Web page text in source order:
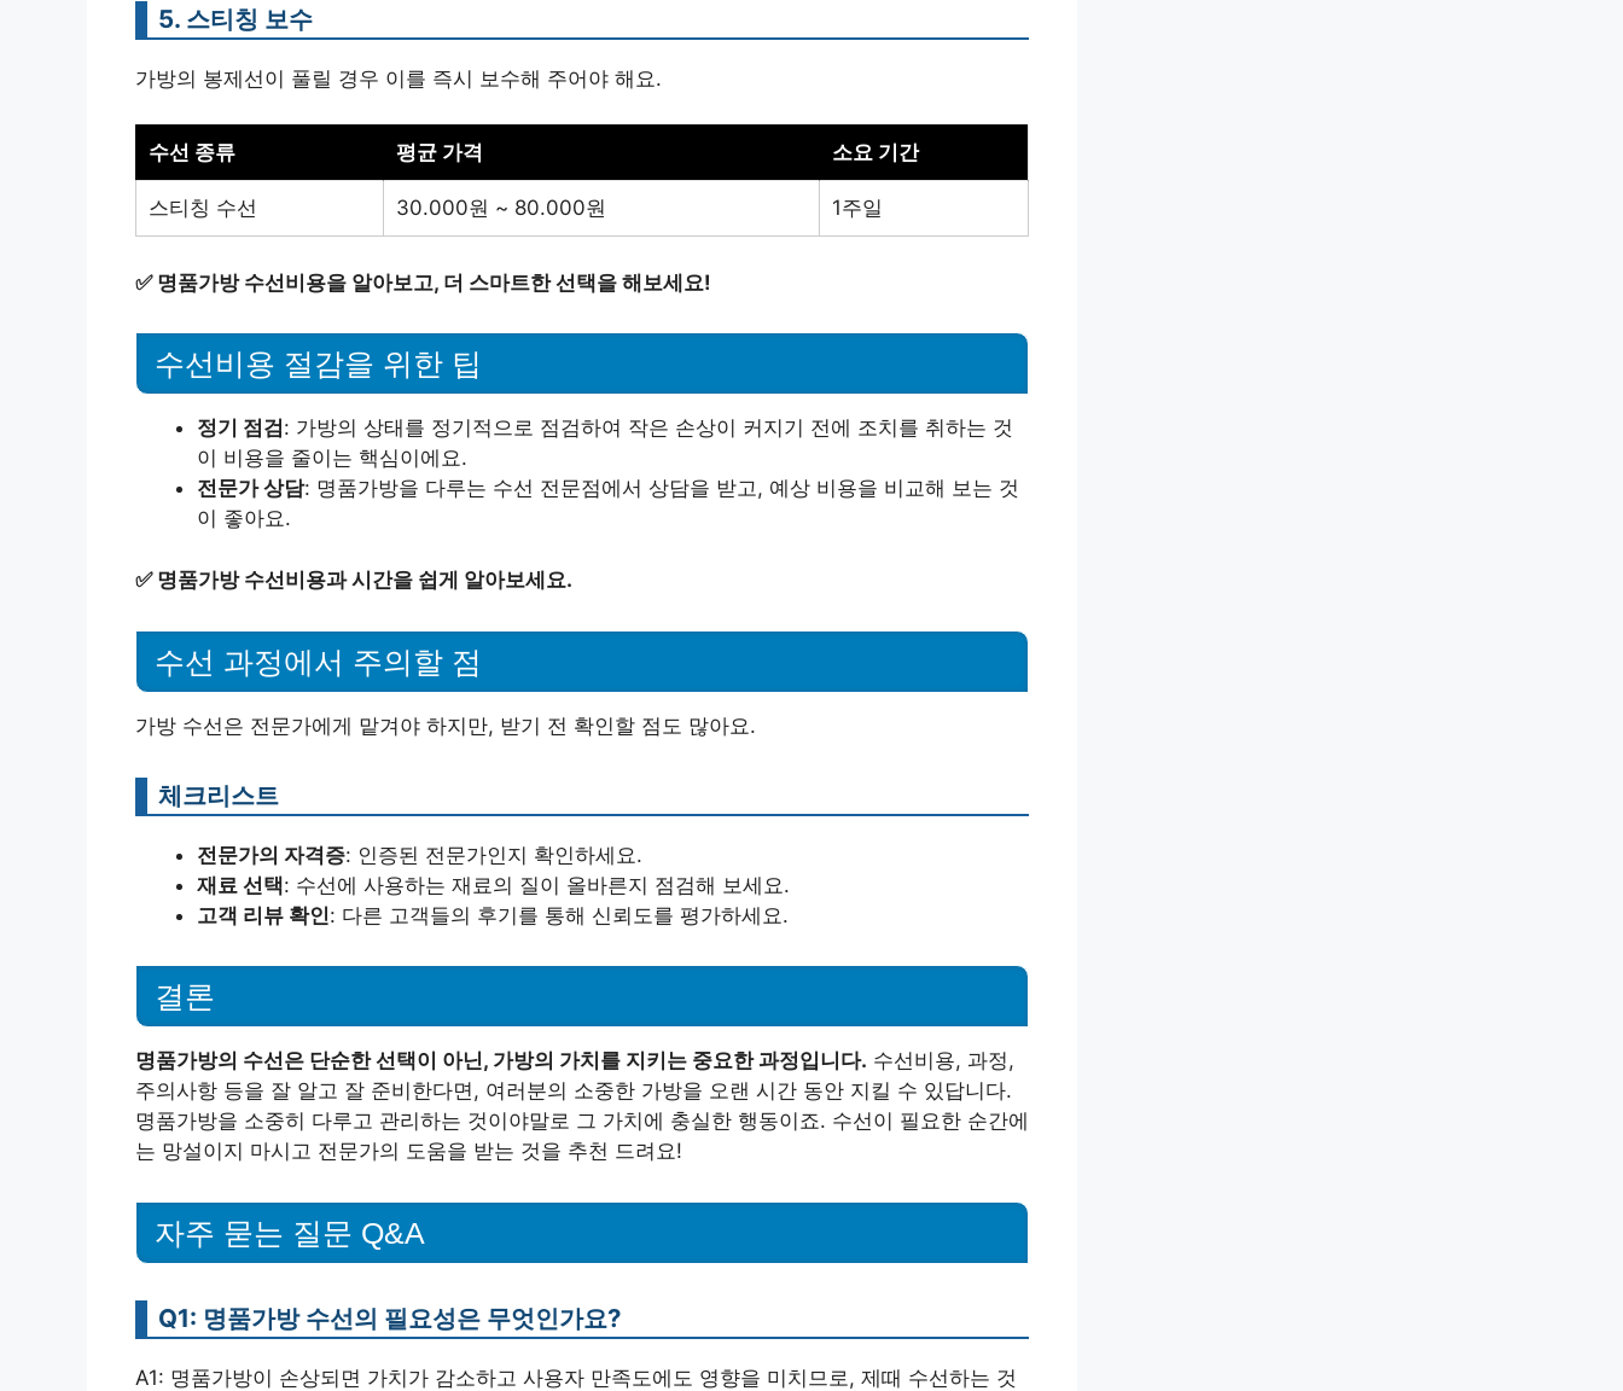
5. 스티칭 보수
가방의 봉제선이 풀릴 경우 이를 즉시 보수해 주어야 해요.
수선 종류 평균 가격 소요 기간
스티칭 수선 30.000원 ~ 80.000원 1주일
✅ 명품가방 수선비용을 알아보고, 더 스마트한 선택을 해보세요!
수선비용 절감을 위한 팁
정기 점검 : 가방의 상태를 정기적으로 점검하여 작은 손상이 커지기 전에 조치를 취하는 것
이 비용을 줄이는 핵심이에요.
전문가 상담: 명품가방을 다루는 수선 전문점에서 상담을 받고, 예상 비용을 비교해 보는 것
이 좋아요.
✅ 명품가방 수선비용과 시간을 쉽게 알아보세요.
수선 과정에서 주의할 점
가방 수선은 전문가에게 맡겨야 하지만, 받기 전 확인할 점도 많아요.
체크리스트
전문가의 자격증: 인증된 전문가인지 확인하세요.
재료 선택: 수선에 사용하는 재료의 질이 올바른지 점검해 보세요.
고객 리뷰 확인: 다른 고객들의 후기를 통해 신뢰도를 평가하세요.
결론
명품가방의 수선은 단순한 선택이 아닌, 가방의 가치를 지키는 중요한 과정입니다. 수선비용, 과정,
주의사항 등을 잘 알고 잘 준비한다면, 여러분의 소중한 가방을 오랜 시간 동안 지킬 수 있답니다.
명품가방을 소중히 다루고 관리하는 것이야말로 그 가치에 충실한 행동이죠. 수선이 필요한 순간에
는 망설이지 마시고 전문가의 도움을 받는 것을 추천 드려요!
자주 묻는 질문 Q&A
Q1: 명품가방 수선의 필요성은 무엇인가요?
A1: 명품가방이 손상되면 가치가 감소하고 사용자 만족도에도 영향을 미치므로, 제때 수선하는 것